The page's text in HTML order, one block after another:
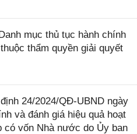
mục thủ tục hành chính
thẩm quyền giải quyết
24/2024/QĐ-UBND ngày
và đánh giá hiệu quả hoạt
có vốn Nhà nước do Ủy ban